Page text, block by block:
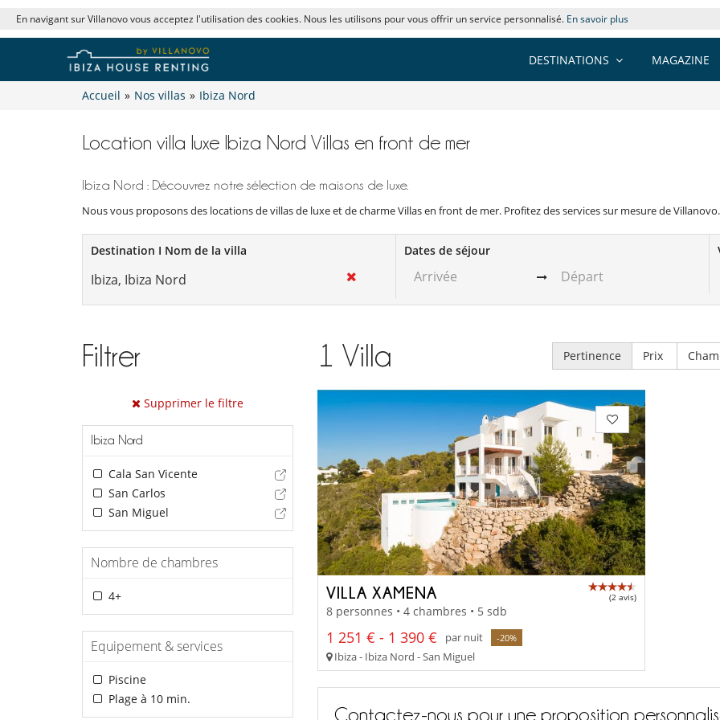
En navigant sur Villanovo vous acceptez l'utilisation des cookies. Nous les utilisons pour vous offrir un service personnalisé. En savoir plus
MAGAZINE
DESTINATIONS
Accueil » Nos villas » Ibiza Nord
Location villa luxe Ibiza Nord Villas en front de mer
Ibiza Nord : Découvrez notre sélection de maisons de luxe.
Nous vous proposons des locations de villas de luxe et de charme Villas en front de mer. Profitez des services sur mesure de Villanovo.
Destination I Nom de la villa Dates de séjour
Filtrer
Supprimer le filtre
Ibiza Nord
Cala San Vicente
San Carlos
San Miguel
Nombre de chambres
4+
Equipement & services
Piscine
Plage à 10 min.
1 Villa Pertinence Prix
VILLA XAMENA (2 avis)
8 personnes • 4 chambres • 5 sdb
1 251 € - 1 390 € par nuit -20%
Ibiza - Ibiza Nord - San Miguel
Contactez-nous pour une proposition